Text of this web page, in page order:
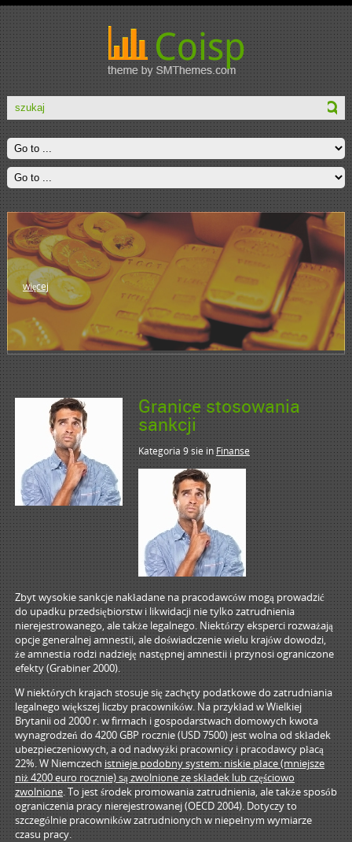
więcej
Granice stosowania
sankcji
Kategoria 9 sieinFinanse
Zbyt wysokie sankcje nakładane na pracodawców mogą prowadzić
do upadku przedsiębiorstw i likwidacji nie tylko zatrudnienia
nierejestrowanego, ale także legalnego. Niektórzy eksperci rozważają
opcje generalnej amnestii, ale doświadczenie wielu krajów dowodzi,
że amnestia rodzi nadzieję następnej amnestii i przynosi ograniczone
efekty (Grabiner 2000).
W niektórych krajach stosuje się zachęty podatkowe do zatrudniania
legalnego większej liczby pracowników. Na przykład w Wielkiej
Brytanii od 2000 r. w firmach i gospodarstwach domowych kwota
wynagrodzeń do 4200 GBP rocznie (USD 7500) jest wolna od składek
ubezpieczeniowych, a od nadwyżki pracownicy i pracodawcy płacą
22%. W Niemczechistnieje podobny system: niskie płace (mniejsze
niż 4200 euro rocznie) są zwolnione ze składek lub częściowo
zwolnione. To jest środek promowania zatrudnienia, ale także sposób
ograniczenia pracy nierejestrowanej (OECD 2004). Dotyczy to
szczególnie pracowników zatrudnionych w niepełnym wymiarze
czasu pracy.